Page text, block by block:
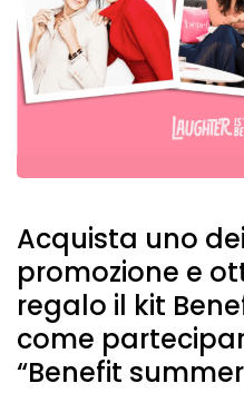
Acquista uno
promozione e
regalo il kit
come
“Benefit